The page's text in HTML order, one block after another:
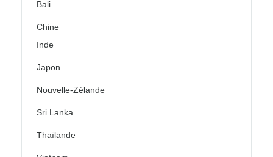
Bali
Chine
Inde
Japon
Nouvelle-Zélande
Sri Lanka
Thaïlande